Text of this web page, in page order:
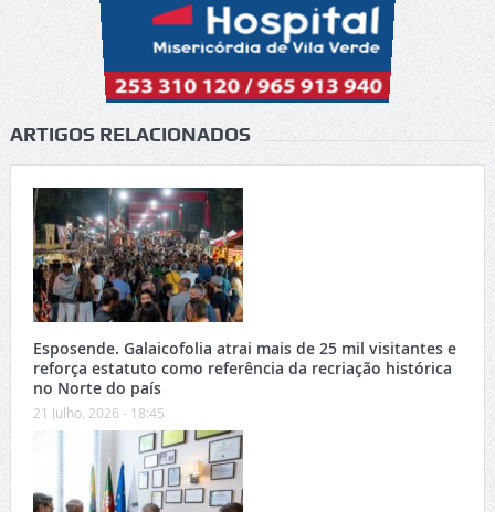
ARTIGOS RELACIONADOS
Esposende. Galaicofolia atrai mais de 25 mil visitantes e
reforça estatuto como referência da recriação histórica
no Norte do país
21 Julho, 2026 - 18:45